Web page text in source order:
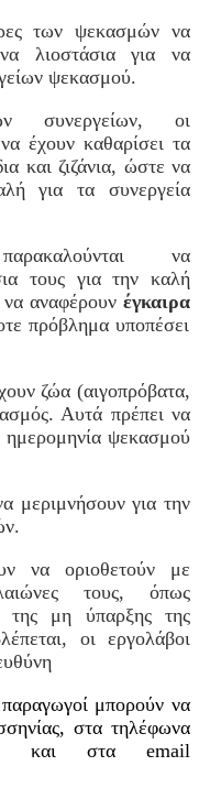
των ψεκασμών να
λιοστάσια για να
ψεκασμού.
συνεργείων, οι
έχουν καθαρίσει τα
και ζιζάνια, ώστε να
για τα συνεργεία
να
τους για την καλή
αναφέρουν έγκαιρα
πρόβλημα υποπέσει
ζώα (αιγοπρόβατα,
Αυτά πρέπει να
ημερομηνία ψεκασμού
μεριμνήσουν για την
να οριοθετούν με
τους, όπως
της μη ύπαρξης της
οι εργολάβοι
παραγωγοί μπορούν να
στα τηλέφωνα
και στα email